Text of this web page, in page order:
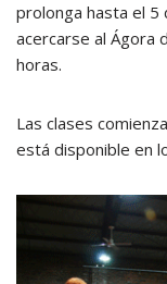
prolonga hasta el
acercarse al Ágora
horas.
Las clases
está disponible en